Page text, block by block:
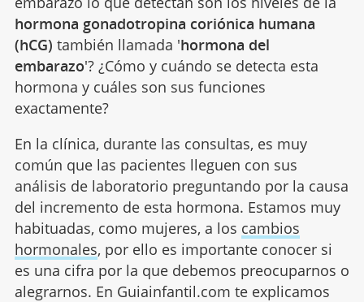
hormona gonadotropina coriónica humana
(hCG) también llamada 'hormona del
embarazo'? ¿Cómo y cuándo se detecta esta
hormona y cuáles son sus funciones
exactamente?
En la clínica, durante las consultas, es muy
común que las pacientes lleguen con sus
análisis de laboratorio preguntando por la causa
del incremento de esta hormona. Estamos muy
habituadas, como mujeres, a los cambios
hormonales, por ello es importante conocer si
es una cifra por la que debemos preocuparnos o
alegrarnos. En Guiainfantil.com te explicamos